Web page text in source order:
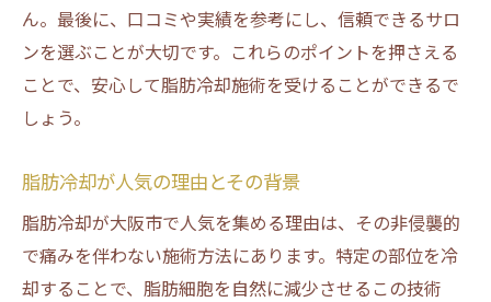
脂肪冷却で得られる精神的な満足感
大阪市における脂肪冷却市場の動向
脂肪冷却がもたらすボディラインの変化を実感
しよう
脂肪冷却で得られる具体的な効果の解説
施術後の自信を引き出す脂肪冷却
脂肪冷却で美しく変わるボディラインの秘
ん。最後に、口コミや実績を参考にし、信頼できるサロ
ンを選ぶことが大切です。これらのポイントを押さえる
ことで、安心して脂肪冷却施術を受けることができるで
しょう。
脂肪冷却が人気の理由とその背景
脂肪冷却が大阪市で人気を集める理由は、その非侵襲的
で痛みを伴わない施術方法にあります。特定の部位を冷
却することで、脂肪細胞を自然に減少させるこの技術